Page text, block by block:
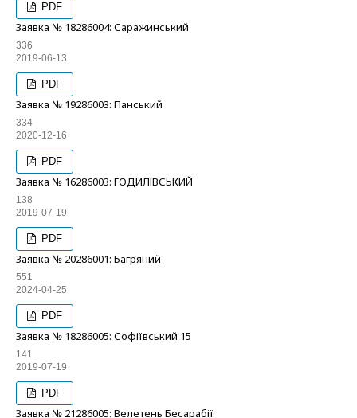
PDF
Заявка № 18286004: Саражинський
336
2019-06-13
PDF
Заявка № 19286003: Панський
334
2020-12-16
PDF
Заявка № 16286003: ГОДИЛІВСЬКИЙ
138
2019-07-19
PDF
Заявка № 20286001: Багряний
551
2024-04-25
PDF
Заявка № 18286005: Софіївський 15
141
2019-07-19
PDF
Заявка № 21286005: Велетень Бесарабії